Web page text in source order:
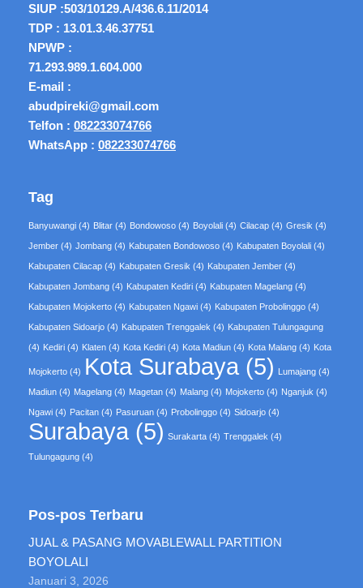
SIUP :503/10129.A/436.6.11/2014
TDP : 13.01.3.46.37751
NPWP :
71.293.989.1.604.000
E-mail :
abudpireki@gmail.com
Telfon : 082233074766
WhatsApp : 082233074766
Tag
Banyuwangi (4) Blitar (4) Bondowoso (4) Boyolali (4) Cilacap (4) Gresik (4)
Jember (4) Jombang (4) Kabupaten Bondowoso (4) Kabupaten Boyolali (4)
Kabupaten Cilacap (4) Kabupaten Gresik (4) Kabupaten Jember (4)
Kabupaten Jombang (4) Kabupaten Kediri (4) Kabupaten Magelang (4)
Kabupaten Mojokerto (4) Kabupaten Ngawi (4) Kabupaten Probolinggo (4)
Kabupaten Sidoarjo (4) Kabupaten Trenggalek (4) Kabupaten Tulungagung
(4) Kediri (4) Klaten (4) Kota Kediri (4) Kota Madiun (4) Kota Malang (4) Kota
Mojokerto (4) Kota Surabaya (5) Lumajang (4)
Madiun (4) Magelang (4) Magetan (4) Malang (4) Mojokerto (4) Nganjuk (4)
Ngawi (4) Pacitan (4) Pasuruan (4) Probolinggo (4) Sidoarjo (4)
Surabaya (5) Surakarta (4) Trenggalek (4)
Tulungagung (4)
Pos-pos Terbaru
JUAL & PASANG MOVABLEWALL PARTITION
BOYOLALI
Januari 3, 2026